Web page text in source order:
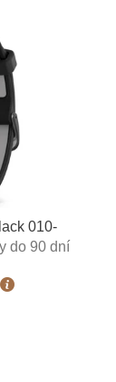
010-
do 90 dní